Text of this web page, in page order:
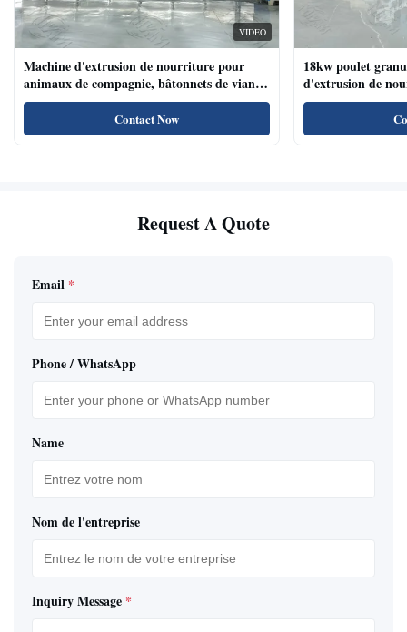
VIDEO
Machine d'extrusion de nourriture pour
animaux de compagnie, bâtonnets de viande
de chien, machine d'extrusion de nourriture
pour animaux de compagnie avec système de
plateau automatique
Contact Now
18kw poulet
d'extrusion de
compagnie haute
naturels de
Request A Quote
Email *
Phone / WhatsApp
Name
Nom de l'entreprise
Inquiry Message *